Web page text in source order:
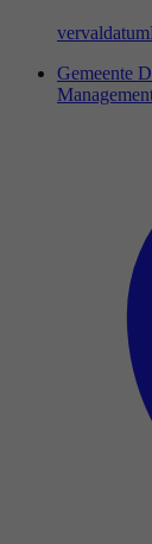
vervaldatum
Gemeente